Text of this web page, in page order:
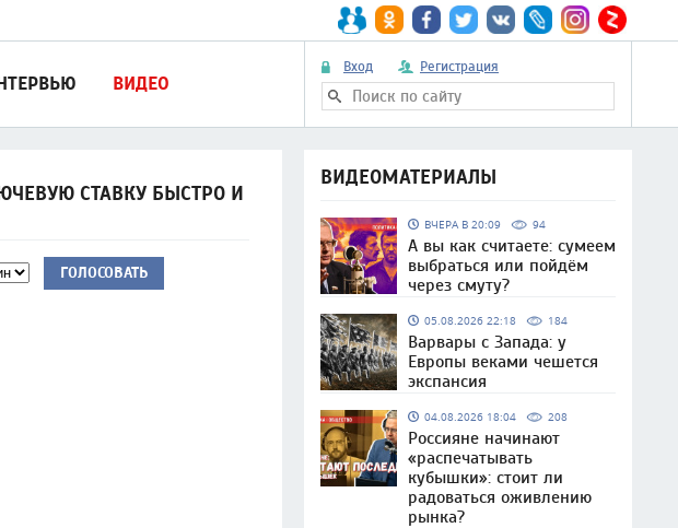
Вход Регистрация
ВИДЕО
СТАВКУ БЫСТРО И
ГОЛОСОВАТЬ
ВИДЕОМАТЕРИАЛЫ
ВЧЕРА В 20:09 94
А вы как считаете: сумеем
выбраться или пойдём
через смуту?
05.08.2026 22:18 184
Варвары с Запада: у
Европы веками чешется
экспансия
04.08.2026 18:04 208
Россияне начинают
«распечатывать
кубышки»: стоит ли
радоваться оживлению
рынка?